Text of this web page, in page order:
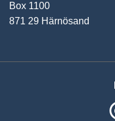
Box 1100
871 29 Härnösand